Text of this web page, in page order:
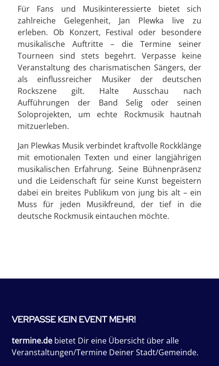
Für Fans und Musikinteressierte bietet sich
zahlreiche Gelegenheit, Jan Plewka live zu
erleben. Ob Konzert, Festival oder besondere
musikalische Auftritte – die Termine seiner
Tourneen sind stets begehrt. Verpasse keine
Veranstaltung des charismatischen Sängers, der
als einflussreicher Musiker der deutschen
Rockszene gilt. Halte Ausschau nach
Aufführungen der Band Selig oder seinen
Soloprojekten, um echte Rockmusik hautnah
mitzuerleben.
Jan Plewkas Musik verbindet kraftvolle Rockklänge
mit emotionalen Texten und einer langjährigen
musikalischen Erfahrung. Seine Bühnenpräsenz
und die Leidenschaft für seine Kunst begeistern
dabei ein breites Publikum von jung bis alt – ein
Muss für jeden Musikfreund, der tief in die
deutsche Rockmusik eintauchen möchte.
VERPASSE KEIN EVENT MEHR!
termine.de bietet Dir eine Übersicht über alle
Veranstaltungen/Termine Deiner Stadt/Gemeinde.